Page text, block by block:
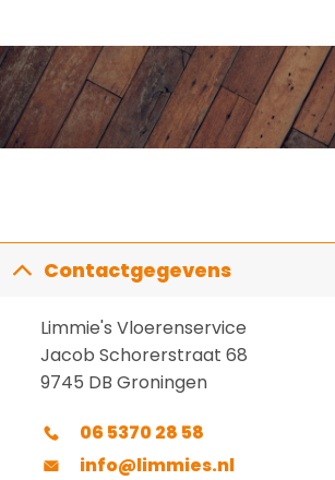
Contactgegevens
Limmie's Vloerenservice
Jacob Schorerstraat 68
9745 DB Groningen
06 5370 28 58
info@limmies.nl